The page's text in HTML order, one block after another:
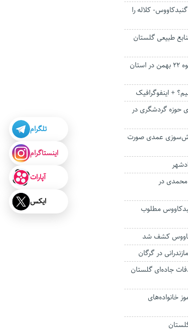
کلاله را
منابع طبیعی گلستان
جلوه‌های ویژه از راهپیمایی پرشکوه ۲۲ بهمن در استان
+ اینفوگرافیک
حوزه گردشگری در
آتش‌سوزی عمدی صورت
در
مطلوب
در گرگان
جاده‌ای گلستان
۵۵۰ دانش آموز خانواده‌های
تلگرام
اینستاگرام
آپارات
ایکس